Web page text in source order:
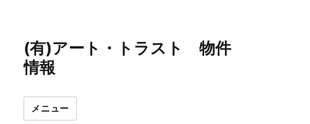
(有)アート・トラスト 物件
情報
メニュー